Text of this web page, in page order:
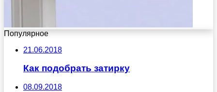
Популярное
21.06.2018
Как подобрать затирку
08.09.2018